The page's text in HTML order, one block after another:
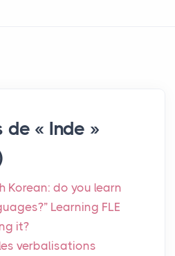
de « Inde »
Korean: do you learn
Learning FLE
it?
verbalisations